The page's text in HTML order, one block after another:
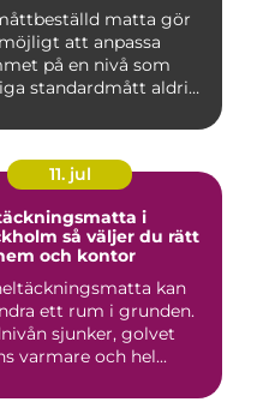
matta gör
att anpassa
på en nivå som
standardmått aldrig
11. jul
i
väljer du rätt
och kontor
kan
ett rum i grunden.
sjunker, golvet
varmare och hel...